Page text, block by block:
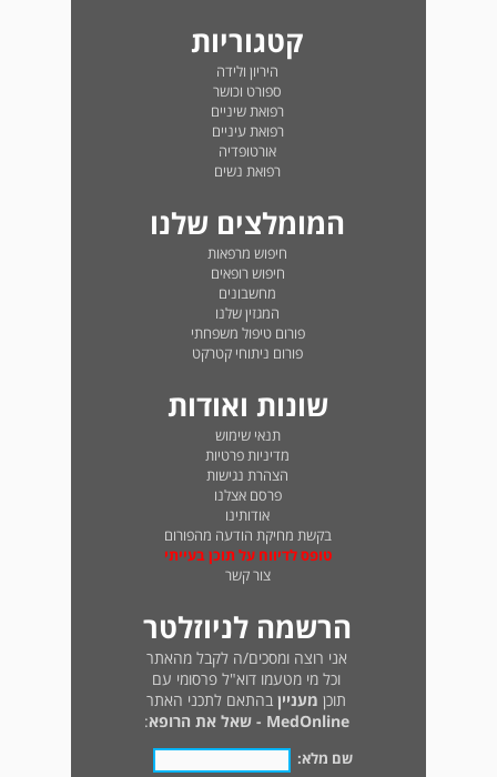
קטגוריות
היריון ולידה
ספורט וכושר
רפואת שיניים
רפואת עיניים
אורטופדיה
רפואת נשים
המומלצים שלנו
חיפוש מרפאות
חיפוש רופאים
מחשבונים
המגזין שלנו
פורום טיפול משפחתי
פורום ניתוחי קטרקט
שונות ואודות
תנאי שימוש
מדיניות פרטיות
הצהרת נגישות
פרסם אצלנו
אודותינו
בקשת מחיקת הודעה מהפורום
טופס לדיווח על תוכן בעייתי
צור קשר
הרשמה לניוזלטר
אני רוצה ומסכים/ה לקבל מהאתר
וכל מי מטעמו דוא"ל פרסומי עם
תוכן מעניין בהתאם לתכני האתר
MedOnline - שאל את הרופא
:
שם מלא: